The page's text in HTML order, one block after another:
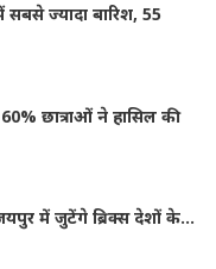
ज्यादा बारिश, 55
छात्राओं ने हासिल की
में जुटेंगे ब्रिक्स देशों के…